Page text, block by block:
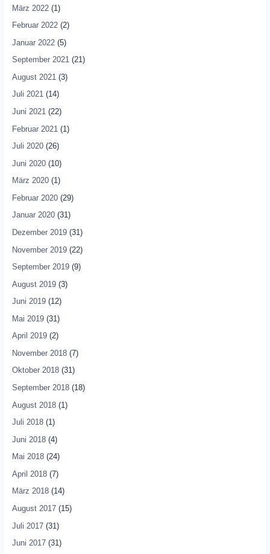
März 2022(1)
Februar 2022(2)
Januar 2022(5)
September 2021(21)
August 2021 (3)
Juli 2021(14)
Juni 2021(22)
Februar 2021 (1)
Juli 2020(26)
Juni 2020(10)
März 2020(1)
Februar 2020(29)
Januar 2020(31)
Dezember 2019(31)
November 2019(22)
September 2019(9)
August 2019(3)
Juni 2019(12)
Mai 2019(31)
April 2019(2)
November 2018(7)
Oktober 2018(31)
September 2018(18)
August 2018(1)
Juli 2018(1)
Juni 2018(4)
Mai 2018(24)
April 2018(7)
März 2018(14)
August 2017(15)
Juli 2017(31)
Juni 2017(31)